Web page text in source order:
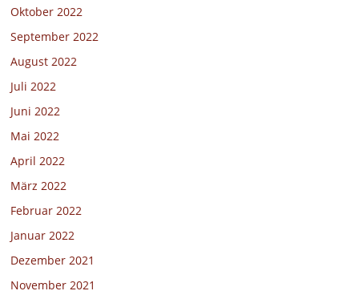
Oktober 2022
September 2022
August 2022
Juli 2022
Juni 2022
Mai 2022
April 2022
März 2022
Februar 2022
Januar 2022
Dezember 2021
November 2021